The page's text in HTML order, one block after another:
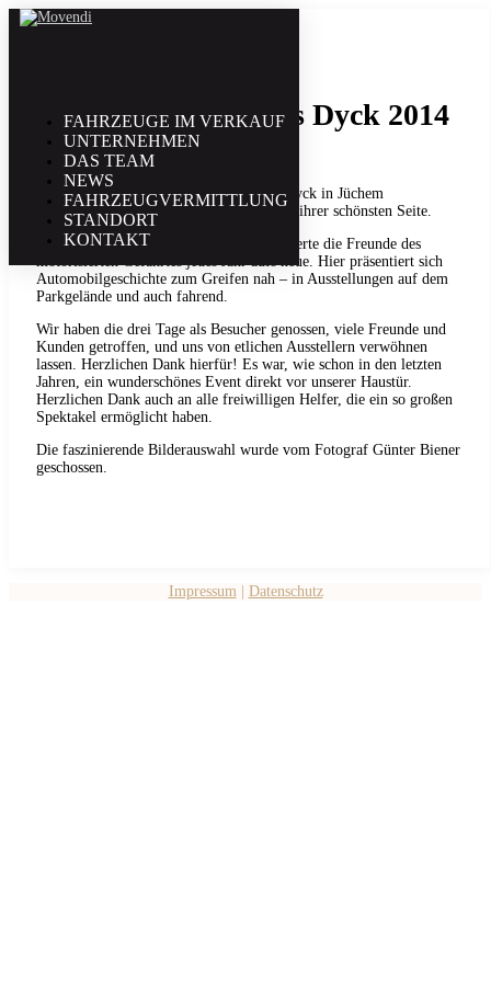
FAHRZEUGE IM VERKAUF
UNTERNEHMEN
DAS TEAM
NEWS
FAHRZEUGVERMITTLUNG
STANDORT
KONTAKT
Classic Days Schloss Dyck 2014
Im einzigartigen Ambiente von Schloss Dyck in Jüchem
präsentierten sich Automobilklassiker von ihrer schönsten Seite.
Die große automobile Gartenparty begeisterte die Freunde des
motorisierten Gefährtes jedes Jahr aufs neue. Hier präsentiert sich
Automobilgeschichte zum Greifen nah – in Ausstellungen auf dem
Parkgelände und auch fahrend.
Wir haben die drei Tage als Besucher genossen, viele Freunde und
Kunden getroffen, und uns von etlichen Ausstellern verwöhnen
lassen. Herzlichen Dank hierfür! Es war, wie schon in den letzten
Jahren, ein wunderschönes Event direkt vor unserer Haustür.
Herzlichen Dank auch an alle freiwilligen Helfer, die ein so großen
Spektakel ermöglicht haben.
Die faszinierende Bilderauswahl wurde vom Fotograf Günter Biener
geschossen.
Impressum| Datenschutz